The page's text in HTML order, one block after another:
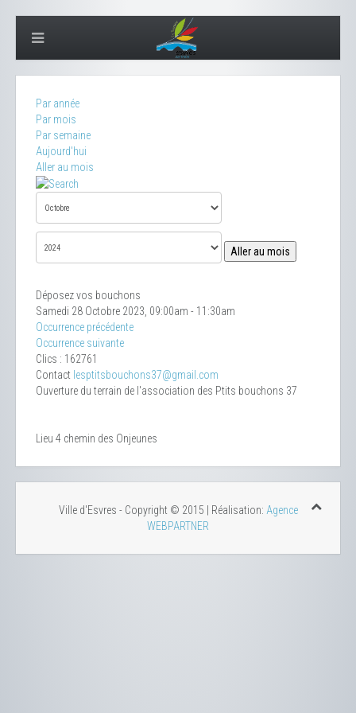
Par année
Par mois
Par semaine
Aujourd'hui
Aller au mois
Aller au mois
Déposez vos bouchons
Samedi 28 Octobre 2023, 09:00am - 11:30am
Occurrence précédente
Occurrence suivante
Clics : 162761
Contact lesptitsbouchons37@gmail.com
Ouverture du terrain de l'association des Ptits bouchons 37
Lieu 4 chemin des Onjeunes
Ville d'Esvres - Copyright © 2015 | Réalisation: Agence
WEBPARTNER